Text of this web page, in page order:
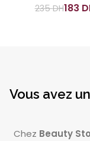
235DH183
Vous avez
Chez Beauty